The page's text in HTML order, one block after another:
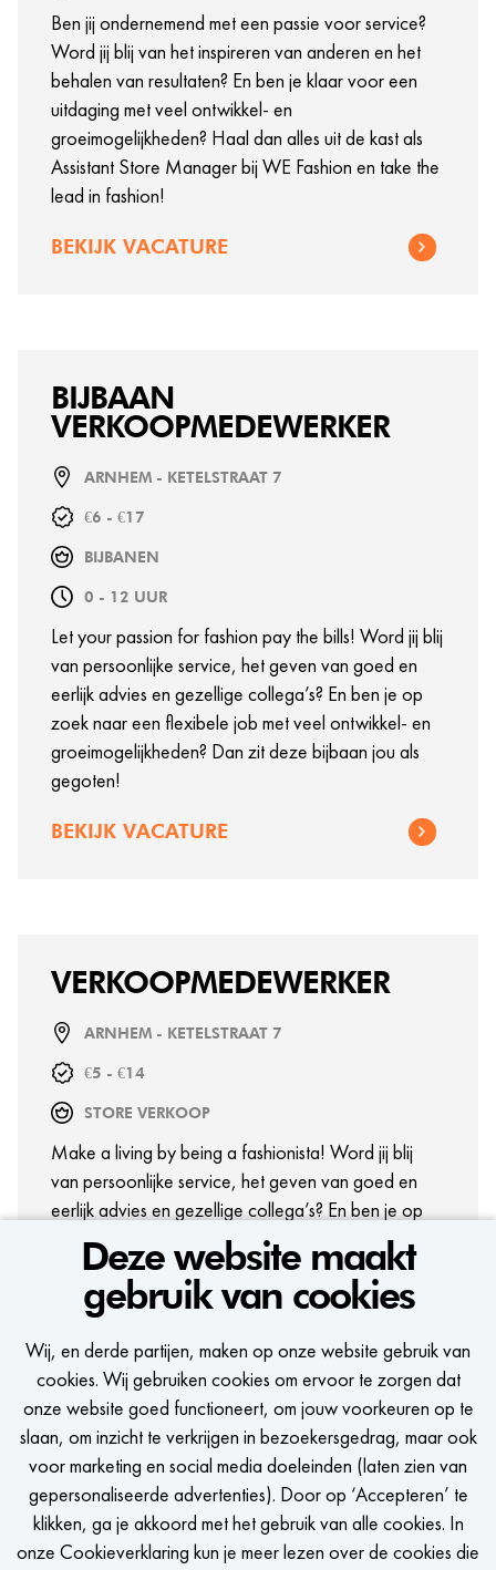
Deze website maakt
gebruik van cookies
Wij, en derde partijen, maken op onze website gebruik van
cookies. Wij gebruiken cookies om ervoor te zorgen dat
onze website goed functioneert, om jouw voorkeuren op te
slaan, om inzicht te verkrijgen in bezoekersgedrag, maar ook
voor marketing en social media doeleinden (laten zien van
gepersonaliseerde advertenties). Door op ‘Accepteren’ te
klikken, ga je akkoord met het gebruik van alle cookies. In
onze Cookieverklaring kun je meer lezen over de cookies die
Ben jij ondernemend met een passie voor service?
Word jij blij van het inspireren van anderen en het
behalen van resultaten? En ben je klaar voor een
uitdaging met veel ontwikkel- en
groeimogelijkheden? Haal dan alles uit de kast als
Assistant Store Manager bij WE Fashion en take the
lead in fashion!
BEKIJK VACATURE
BIJBAAN
VERKOOPMEDEWERKER
ARNHEM - KETELSTRAAT 7
€6 - €17
BIJBANEN
0 - 12 UUR
Let your passion for fashion pay the bills! Word jij blij
van persoonlijke service, het geven van goed en
eerlijk advies en gezellige collega’s? En ben je op
zoek naar een flexibele job met veel ontwikkel- en
groeimogelijkheden? Dan zit deze bijbaan jou als
gegoten!
BEKIJK VACATURE
VERKOOPMEDEWERKER
ARNHEM - KETELSTRAAT 7
€5 - €14
STORE VERKOOP
Make a living by being a fashionista! Word jij blij
van persoonlijke service, het geven van goed en
eerlijk advies en gezellige collega’s? En ben je op
zoek naar een veelzijdige job met veel ontwikkel-
en groeimogelijkheden? Dan zit deze baan jou als
gegoten!
BEKIJK VACATURE
BEKIJK MEER VACATURES